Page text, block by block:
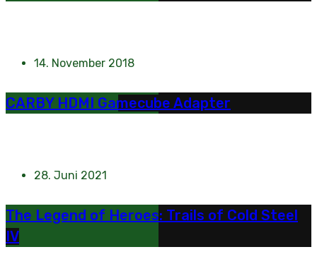
14. November 2018
CARBY HDMI Gamecube Adapter
28. Juni 2021
The Legend of Heroes: Trails of Cold Steel
IV